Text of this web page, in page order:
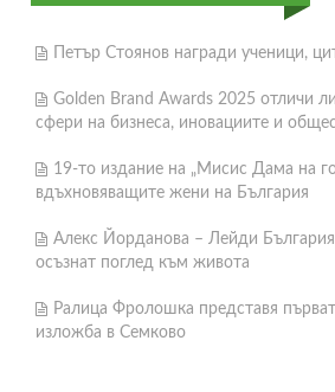
Петър Стоянов награди ученици,
Golden Brand Awards 2025 отличи
сфери на бизнеса, иновациите и
19-то издание на „Мисис Дама на
вдъхновяващите жени на България
Алекс Йорданова – Лейди
осъзнат поглед към живота
Ралица Фролошка представя
изложба в Семково